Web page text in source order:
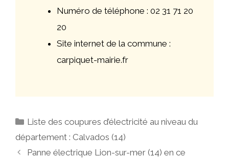
Numéro de téléphone : 02 31 71 20
20
Site internet de la commune :
carpiquet-mairie.fr
Catégories
Liste des coupures d’électricité au niveau du
département : Calvados (14)
Navigation
Panne électrique Lion-sur-mer (14) en ce